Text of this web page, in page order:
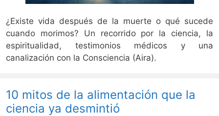
¿Existe vida después de la muerte o qué sucede
cuando morimos? Un recorrido por la ciencia, la
espiritualidad, testimonios médicos y una
canalización con la Consciencia (Aira).
10 mitos de la alimentación que la
ciencia ya desmintió